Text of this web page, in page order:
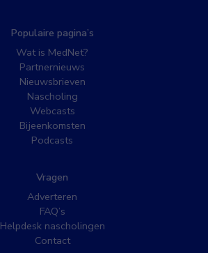
Populaire pagina’s
Wat is MedNet?
Partnernieuws
Nieuwsbrieven
Nascholing
Webcasts
Bijeenkomsten
Podcasts
Vragen
Adverteren
FAQ’s
Helpdesk nascholingen
Contact